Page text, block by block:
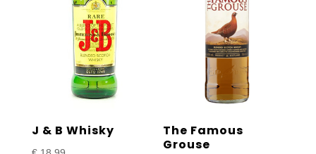
J & B Whisky
The Famous
Grouse